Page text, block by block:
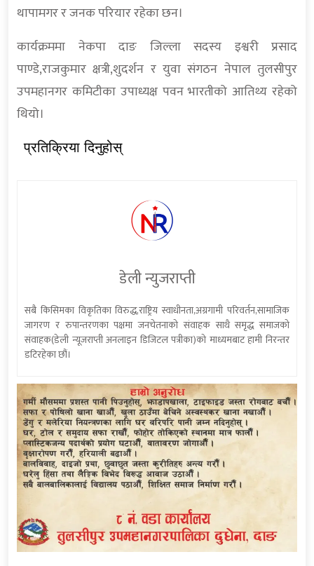
थापामगर र जनक परियार रहेका छन।
कार्यक्रममा नेकपा दाङ जिल्ला सदस्य इश्वरी प्रसाद
पाण्डे,राजकुमार क्षत्री,शुदर्शन र युवा संगठन नेपाल तुलसीपुर
उपमहानगर कमिटीका उपाध्यक्ष पवन भारतीको आतिथ्य रहेको
थियो।
प्रतिक्रिया दिनुहोस्
डेली न्युजराप्ती
सबै किसिमका विकृतिका विरुद्ध,राष्ट्रिय स्वाधीनता,अग्रगामी परिवर्तन,सामाजिक
जागरण र रुपान्तरणका पक्षमा जनचेतनाको संवाहक साथै समृद्ध समाजको
संवाहक(डेली न्यूजराप्ती अनलाइन डिजिटल पत्रीका)को माध्यमबाट हामी निरन्तर
डटिरहेका छौं।